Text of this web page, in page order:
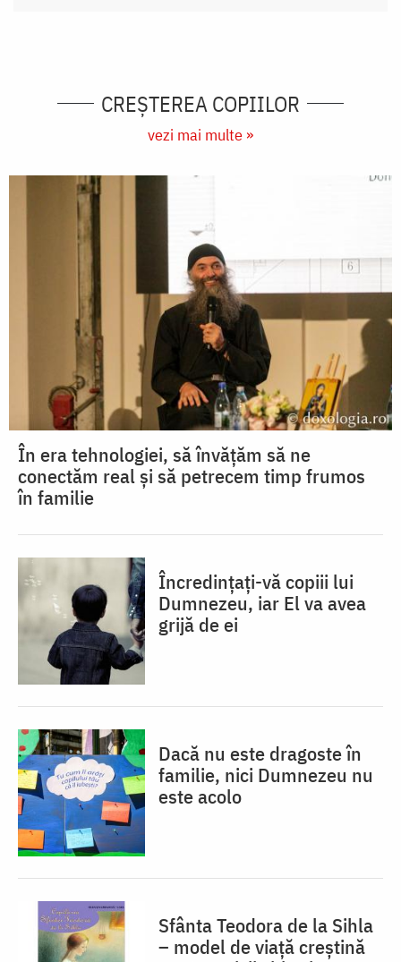
CREŞTEREA COPIILOR
vezi mai multe »
În era tehnologiei, să învățăm să ne
conectăm real și să petrecem timp frumos
în familie
Încredințați-vă copiii lui
Dumnezeu, iar El va avea
grijă de ei
Dacă nu este dragoste în
familie, nici Dumnezeu nu
este acolo
Sfânta Teodora de la Sihla
– model de viaţă creştină